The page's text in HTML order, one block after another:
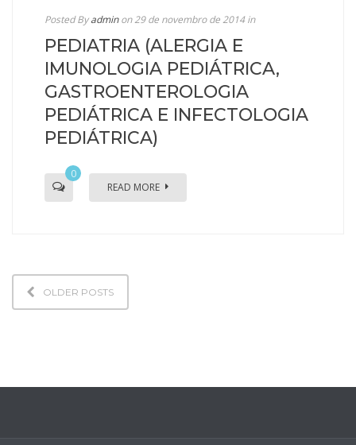
Posted Byadmin on 29 de novembro de 2014in
PEDIATRIA (ALERGIA E
IMUNOLOGIA PEDIÁTRICA,
GASTROENTEROLOGIA
PEDIÁTRICA E INFECTOLOGIA
PEDIÁTRICA)
0
READ MORE
OLDER POSTS